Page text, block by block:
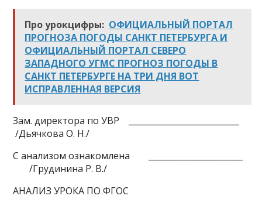
Про урокцифры: ОФИЦИАЛЬНЫЙ ПОРТАЛ
ПРОГНОЗА ПОГОДЫ САНКТ ПЕТЕРБУРГА И
ОФИЦИАЛЬНЫЙ ПОРТАЛ СЕВЕРО
ЗАПАДНОГО УГМС ПРОГНОЗ ПОГОДЫ В
САНКТ ПЕТЕРБУРГЕ НА ТРИ ДНЯ ВОТ
ИСПРАВЛЕННАЯ ВЕРСИЯ
Зам. директора по УВР ___________________________
/Дьячкова О. Н./
С анализом ознакомлена _______________________
/Грудинина Р. В./
АНАЛИЗ УРОКА ПО ФГОС